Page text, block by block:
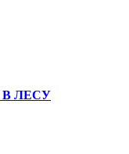
ЛЕСУ